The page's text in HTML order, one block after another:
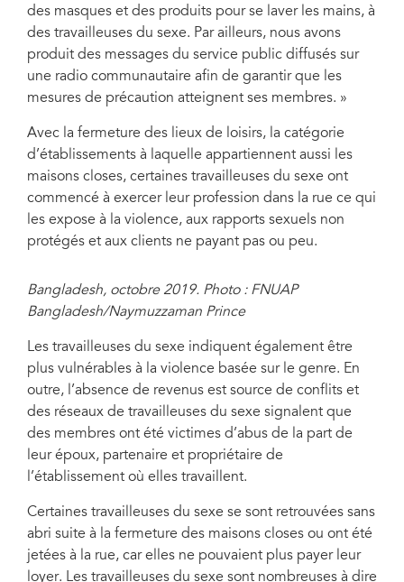
des masques et des produits pour se laver les mains, à
des travailleuses du sexe. Par ailleurs, nous avons
produit des messages du service public diffusés sur
une radio communautaire afin de garantir que les
mesures de précaution atteignent ses membres. »
Avec la fermeture des lieux de loisirs, la catégorie
d’établissements à laquelle appartiennent aussi les
maisons closes, certaines travailleuses du sexe ont
commencé à exercer leur profession dans la rue ce qui
les expose à la violence, aux rapports sexuels non
protégés et aux clients ne payant pas ou peu.
Bangladesh, octobre 2019. Photo : FNUAP
Bangladesh/Naymuzzaman Prince
Les travailleuses du sexe indiquent également être
plus vulnérables à la violence basée sur le genre. En
outre, l’absence de revenus est source de conflits et
des réseaux de travailleuses du sexe signalent que
des membres ont été victimes d’abus de la part de
leur époux, partenaire et propriétaire de
l’établissement où elles travaillent.
Certaines travailleuses du sexe se sont retrouvées sans
abri suite à la fermeture des maisons closes ou ont été
jetées à la rue, car elles ne pouvaient plus payer leur
loyer. Les travailleuses du sexe sont nombreuses à dire